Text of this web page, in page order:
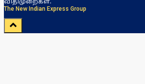
The New Indian Express Group